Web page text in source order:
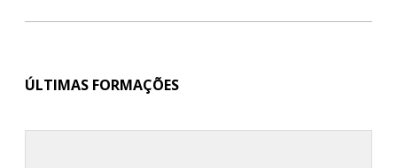
ÚLTIMAS FORMAÇÕES